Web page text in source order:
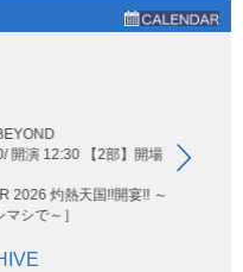
開演 12:30 【2部】開場
2026 灼熱天国!!開宴!! ～
シで～］